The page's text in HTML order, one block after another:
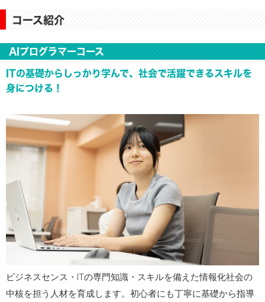
コース紹介
AIプログラマーコース
ITの基礎からしっかり学んで、社会で活躍できるスキルを
身につける！
ビジネスセンス・ITの専門知識・スキルを備えた情報化社会の
中核を担う人材を育成します。初心者にも丁寧に基礎から指導